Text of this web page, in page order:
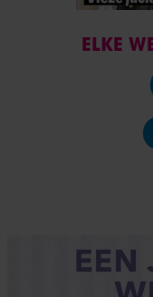
ELKE